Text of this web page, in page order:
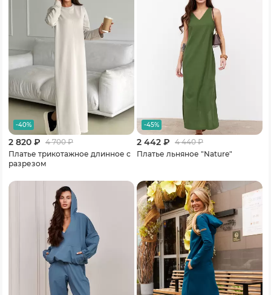
-40%
2 820 ₽ 4 700₽
Платье трикотажное длинное с
разрезом
-45%
2 442 ₽ 4 440₽
Платье льняное "Nature"